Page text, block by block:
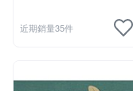
近期銷量35件